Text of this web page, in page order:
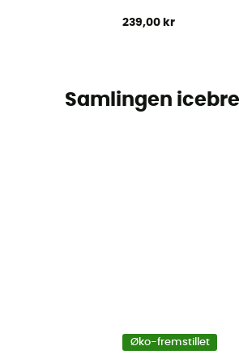
239,00 kr
Samlingen
Øko-fremstillet